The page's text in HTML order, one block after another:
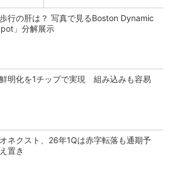
行の肝は？ 写真で見るBoston Dynamic
」分解展示
明化を1チップで実現 組み込みも容易
ネクスト、26年1Qは赤字転落も通期予
置き